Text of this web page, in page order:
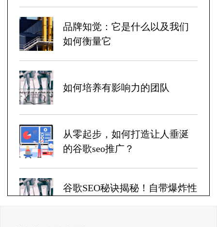
品牌知觉：它是什么以及我们
如何衡量它
如何培养有影响力的团队
从零起步，如何打造让人垂涎
的谷歌seo推广？
谷歌SEO秘诀揭秘！自带爆炸性